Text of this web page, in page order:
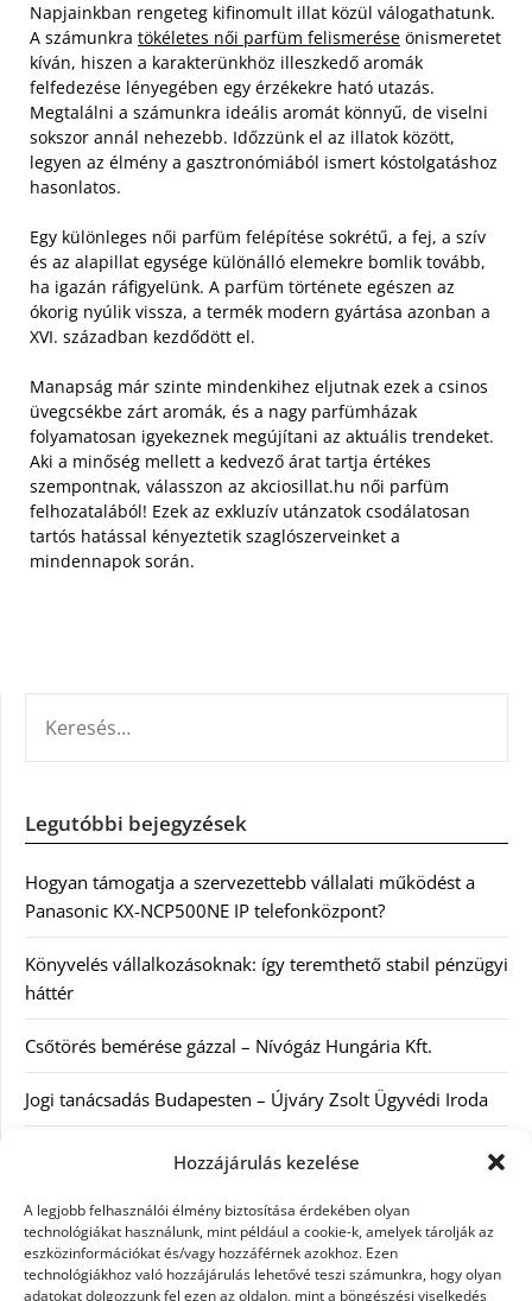
Hozzájárulás kezelése
A legjobb felhasználói élmény biztosítása érdekében olyan
technológiákat használunk, mint például a cookie-k, amelyek tárolják az
eszközinformációkat és/vagy hozzáférnek azokhoz. Ezen
technológiákhoz való hozzájárulás lehetővé teszi számunkra, hogy olyan
adatokat dolgozzunk fel ezen az oldalon, mint a böngészési viselkedés
Napjainkban rengeteg kifinomult illat közül válogathatunk.
A számunkra tökéletes női parfüm felismerése önismeretet
kíván, hiszen a karakterünkhöz illeszkedő aromák
felfedezése lényegében egy érzékekre ható utazás.
Megtalálni a számunkra ideális aromát könnyű, de viselni
sokszor annál nehezebb. Időzzünk el az illatok között,
legyen az élmény a gasztronómiából ismert kóstolgatáshoz
hasonlatos.
Egy különleges női parfüm felépítése sokrétű, a fej, a szív
és az alapillat egysége különálló elemekre bomlik tovább,
ha igazán ráfigyelünk. A parfüm története egészen az
ókorig nyúlik vissza, a termék modern gyártása azonban a
XVI. században kezdődött el.
Manapság már szinte mindenkihez eljutnak ezek a csinos
üvegcsékbe zárt aromák, és a nagy parfümházak
folyamatosan igyekeznek megújítani az aktuális trendeket.
Aki a minőség mellett a kedvező árat tartja értékes
szempontnak, válasszon az akciosillat.hu női parfüm
felhozatalából! Ezek az exkluzív utánzatok csodálatosan
tartós hatással kényeztetik szaglószerveinket a
mindennapok során.
Legutóbbi bejegyzések
Hogyan támogatja a szervezettebb vállalati működést a
Panasonic KX-NCP500NE IP telefonközpont?
Könyvelés vállalkozásoknak: így teremthető stabil pénzügyi
háttér
Csőtörés bemérése gázzal – Nívógáz Hungária Kft.
Jogi tanácsadás Budapesten – Újváry Zsolt Ügyvédi Iroda
Arckrémek – mit érdemes tudni az öregedés lassításáról és
Kategóriák